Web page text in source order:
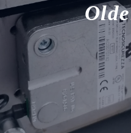
Tresor
Tresoröffnung